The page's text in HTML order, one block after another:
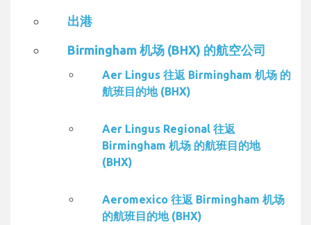
出港
Birmingham 机场 (BHX) 的航空公司
Aer Lingus 往返 Birmingham 机场 的
航班目的地 (BHX)
Aer Lingus Regional 往返
Birmingham 机场 的航班目的地
(BHX)
Aeromexico 往返 Birmingham 机场
的航班目的地 (BHX)